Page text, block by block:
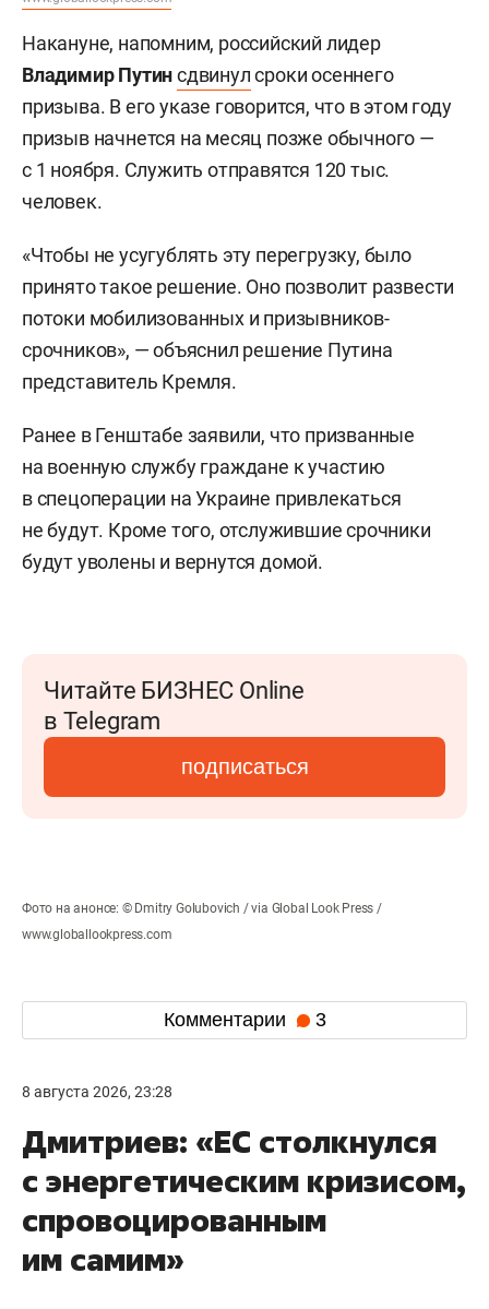
Накануне, напомним, российский лидер
Владимир Путинсдвинулсроки осеннего
призыва. В его указе говорится, что в этом году
призыв начнется на месяц позже обычного —
с 1 ноября. Служить отправятся 120 тыс.
человек.
«Чтобы не усугублять эту перегрузку, было
принято такое решение. Оно позволит развести
потоки мобилизованных и призывников-
срочников», — объяснил решение Путина
представитель Кремля.
Ранее в Генштабе заявили, что призванные
на военную службу граждане к участию
в спецоперации на Украине привлекаться
не будут. Кроме того, отслужившие срочники
будут уволены и вернутся домой.
Читайте БИЗНЕС Online
в Telegram
подписаться
Фото на анонсе: © Dmitry Golubovich / via Global Look Press /
www.globallookpress.com
Комментарии 3
8 августа 2026, 23:28
Дмитриев: «ЕС столкнулся
с энергетическим кризисом,
спровоцированным
им самим»